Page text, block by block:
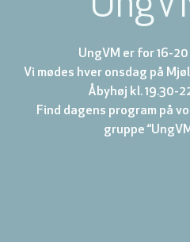
UngVM er for 16-
Vi mødes hver onsdag på
Åbyhøj kl. 19.30-
Find dagens program på
gruppe